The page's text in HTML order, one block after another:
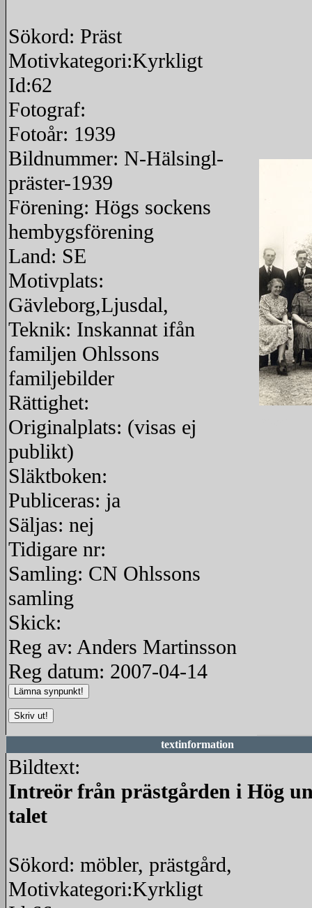
Sökord: Präst
Motivkategori:Kyrkligt
Id:62
Fotograf:
Fotoår: 1939
Bildnummer: N-Hälsingl-
präster-1939
Förening: Högs sockens
hembygsförening
Land: SE
Motivplats:
Gävleborg,Ljusdal,
Teknik: Inskannat ifån
familjen Ohlssons
familjebilder
Rättighet:
Originalplats: (visas ej
publikt)
Släktboken:
Publiceras: ja
Säljas: nej
Tidigare nr:
Samling: CN Ohlssons
samling
Skick:
Reg av: Anders Martinsson
Reg datum: 2007-04-14
textinformation
Bildtext:
Intreör från prästgården i Hög
talet
Sökord: möbler, prästgård,
Motivkategori:Kyrkligt